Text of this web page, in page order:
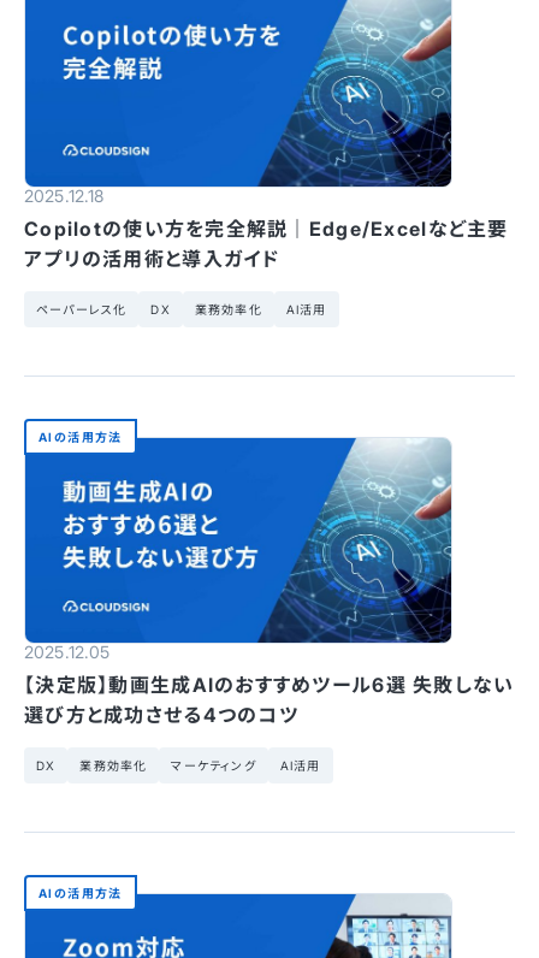
2025.12.18
Copilotの使い方を完全解説｜Edge/Excelなど主要
アプリの活用術と導入ガイド
ペーパーレス化 DX 業務効率化 AI活用
AIの活用方法
2025.12.05
【決定版】動画生成AIのおすすめツール6選 失敗しない
選び方と成功させる4つのコツ
DX 業務効率化 マーケティング AI活用
AIの活用方法